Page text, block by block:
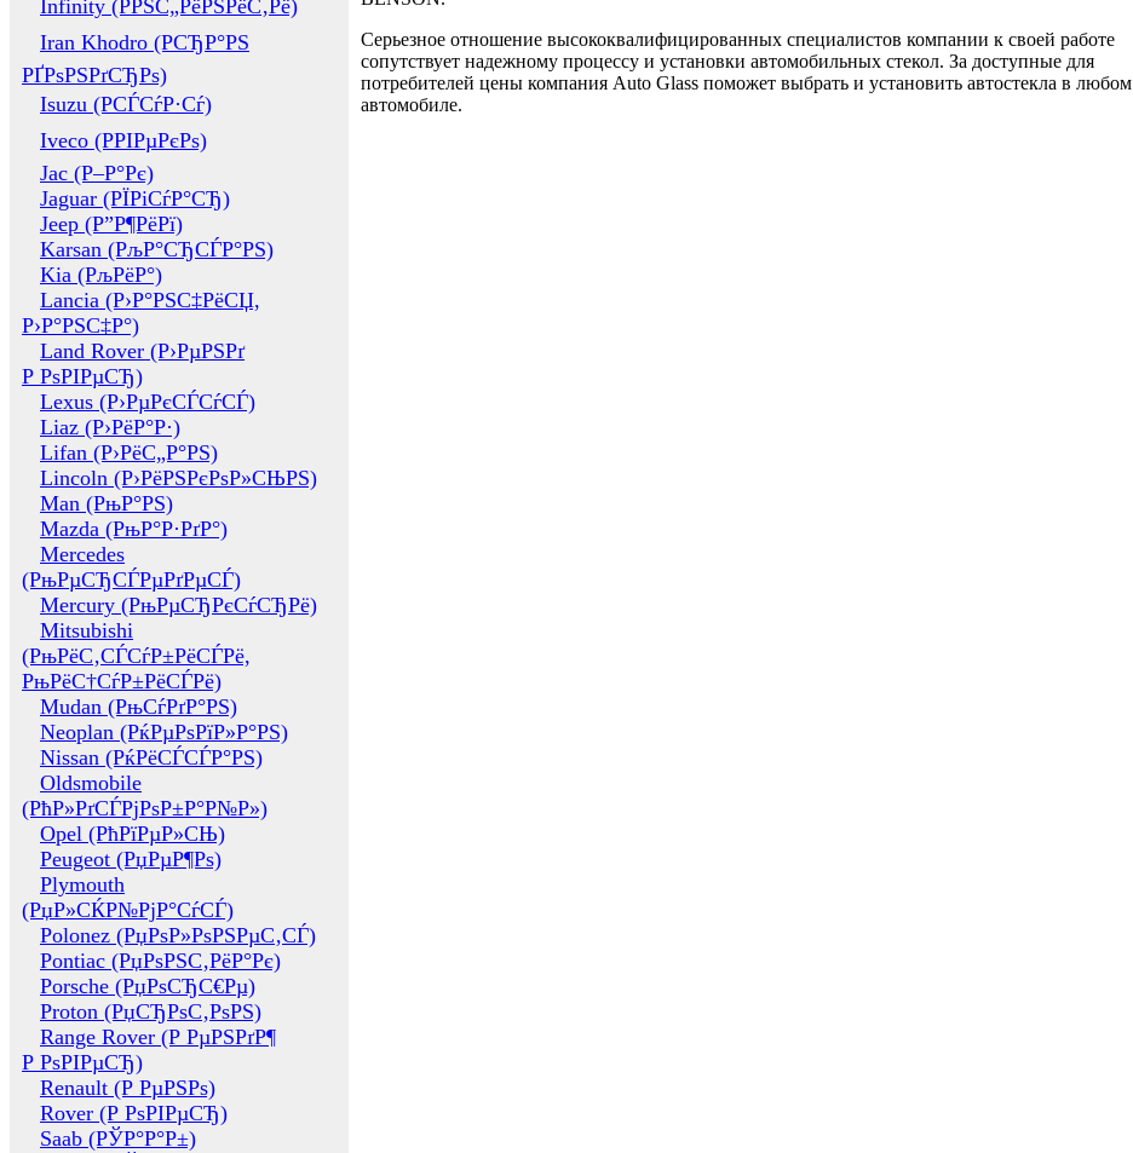
Infinity (РРЅС„РёРЅРёС‚Рё)
Iran Khodro (РСЂР°РЅ
РҐРѕРЅРґСЂРѕ)
Isuzu (РСЃСѓР·Сѓ)
Iveco (РРІРµРєРѕ)
Jac (Р–Р°Рє)
Jaguar (РЇРіСѓР°СЂ)
Jeep (Р”Р¶РёРї)
Karsan (РљР°СЂСЃР°РЅ)
Kia (РљРёР°)
Lancia (Р›Р°РЅС‡РёСЏ,
Р›Р°РЅС‡Р°)
Land Rover (Р›РµРЅРґ
Р РѕРІРµСЂ)
Lexus (Р›РµРєСЃСѓСЃ)
Liaz (Р›РёР°Р·)
Lifan (Р›РёС„Р°РЅ)
Lincoln (Р›РёРЅРєРѕР»СЊРЅ)
Man (РњР°РЅ)
Mazda (РњР°Р·РґР°)
Mercedes
(РњРµСЂСЃРµРґРµСЃ)
Mercury (РњРµСЂРєСѓСЂРё)
Mitsubishi
(РњРёС‚СЃСѓР±РёСЃРё,
РњРёС†СѓР±РёСЃРё)
Mudan (РњСѓРґР°РЅ)
Neoplan (РќРµРѕРїР»Р°РЅ)
Nissan (РќРёСЃСЃР°РЅ)
Oldsmobile
(РћР»РґСЃРјРѕР±Р°Р№Р»)
Opel (РћРїРµР»СЊ)
Peugeot (РџРµР¶Рѕ)
Plymouth
(РџР»СЌР№РјР°СѓСЃ)
Polonez (РџРѕР»РѕРЅРµС‚СЃ)
Pontiac (РџРѕРЅС‚РёР°Рє)
Porsche (РџРѕСЂС€Рµ)
Proton (РџСЂРѕС‚РѕРЅ)
Range Rover (Р РµРЅРґР¶
Р РѕРІРµСЂ)
Renault (Р РµРЅРѕ)
Rover (Р РѕРІРµСЂ)
Saab (РЎР°Р°Р±)
Серьезное отношение высококвалифицированных специалистов компании к своей работе
сопутствует надежному процессу и установки автомобильных стекол. За доступные для
потребителей цены компания Auto Glass поможет выбрать и установить автостекла в любом
автомобиле.